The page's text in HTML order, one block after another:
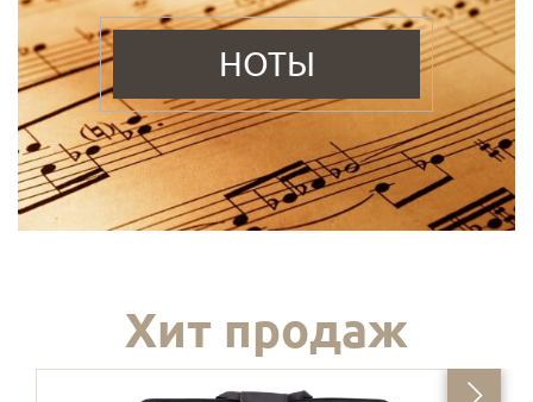
НОТЫ
Хит продаж